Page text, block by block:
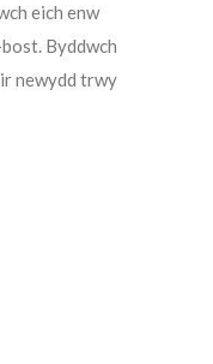
eich enw
Byddwch
newydd trwy